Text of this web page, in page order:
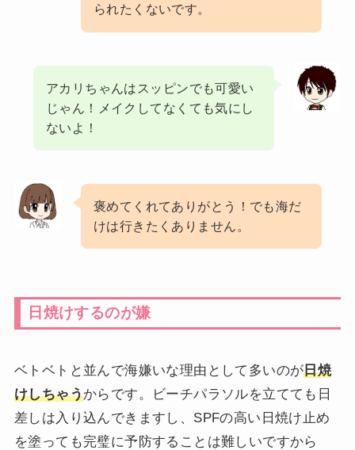
られたくないです。
アカリちゃんはスッピンでも可愛い
じゃん！メイクしてなくても気にし
ないよ！
褒めてくれてありがとう！でも海だ
けは行きたくありません。
日焼けするのが嫌
ベトベトと並んで海嫌いな理由として多いのが日焼
けしちゃうからです。ビーチパラソルを立てても日
差しは入り込んできますし、SPFの高い日焼け止め
を塗っても完璧に予防することは難しいですから